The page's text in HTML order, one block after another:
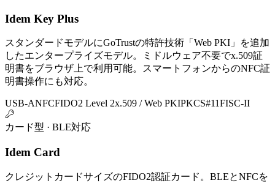
Idem Key Plus
スタンダードモデルにGoTrustの特許技術「Web PKI」を追加
したエンタープライズモデル。ミドルウェア不要でx.509証
明書をブラウザ上で利用可能。スマートフォンからのNFC証
明書操作にも対応。
USB-ANFCFIDO2 Level 2x.509 / Web PKIPKCS#11FISC-II
カード型 · BLE対応
Idem Card
クレジットカードサイズのFIDO2認証カード。BLEとNFCを